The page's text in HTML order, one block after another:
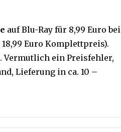
auf Blu-Ray für 8,99 Euro bei
Euro Komplettpreis).
Vermutlich ein Preisfehler,
Lieferung in ca. 10 –